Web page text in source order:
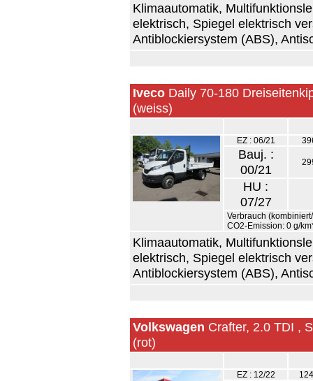
Klimaautomatik,
elektrisch, Spiegel elektrisch
Antiblockiersystem (ABS),
Iveco Daily 70-180
(weiss)
EZ : 06/21
Bauj. :
00/21
HU :
07/27
Verbrauch
CO2-Emission: 0 g/
Klimaautomatik,
elektrisch, Spiegel elektrisch
Antiblockiersystem (ABS),
Volkswagen Crafter, 2.0 TDI ,
(rot)
EZ : 12/22